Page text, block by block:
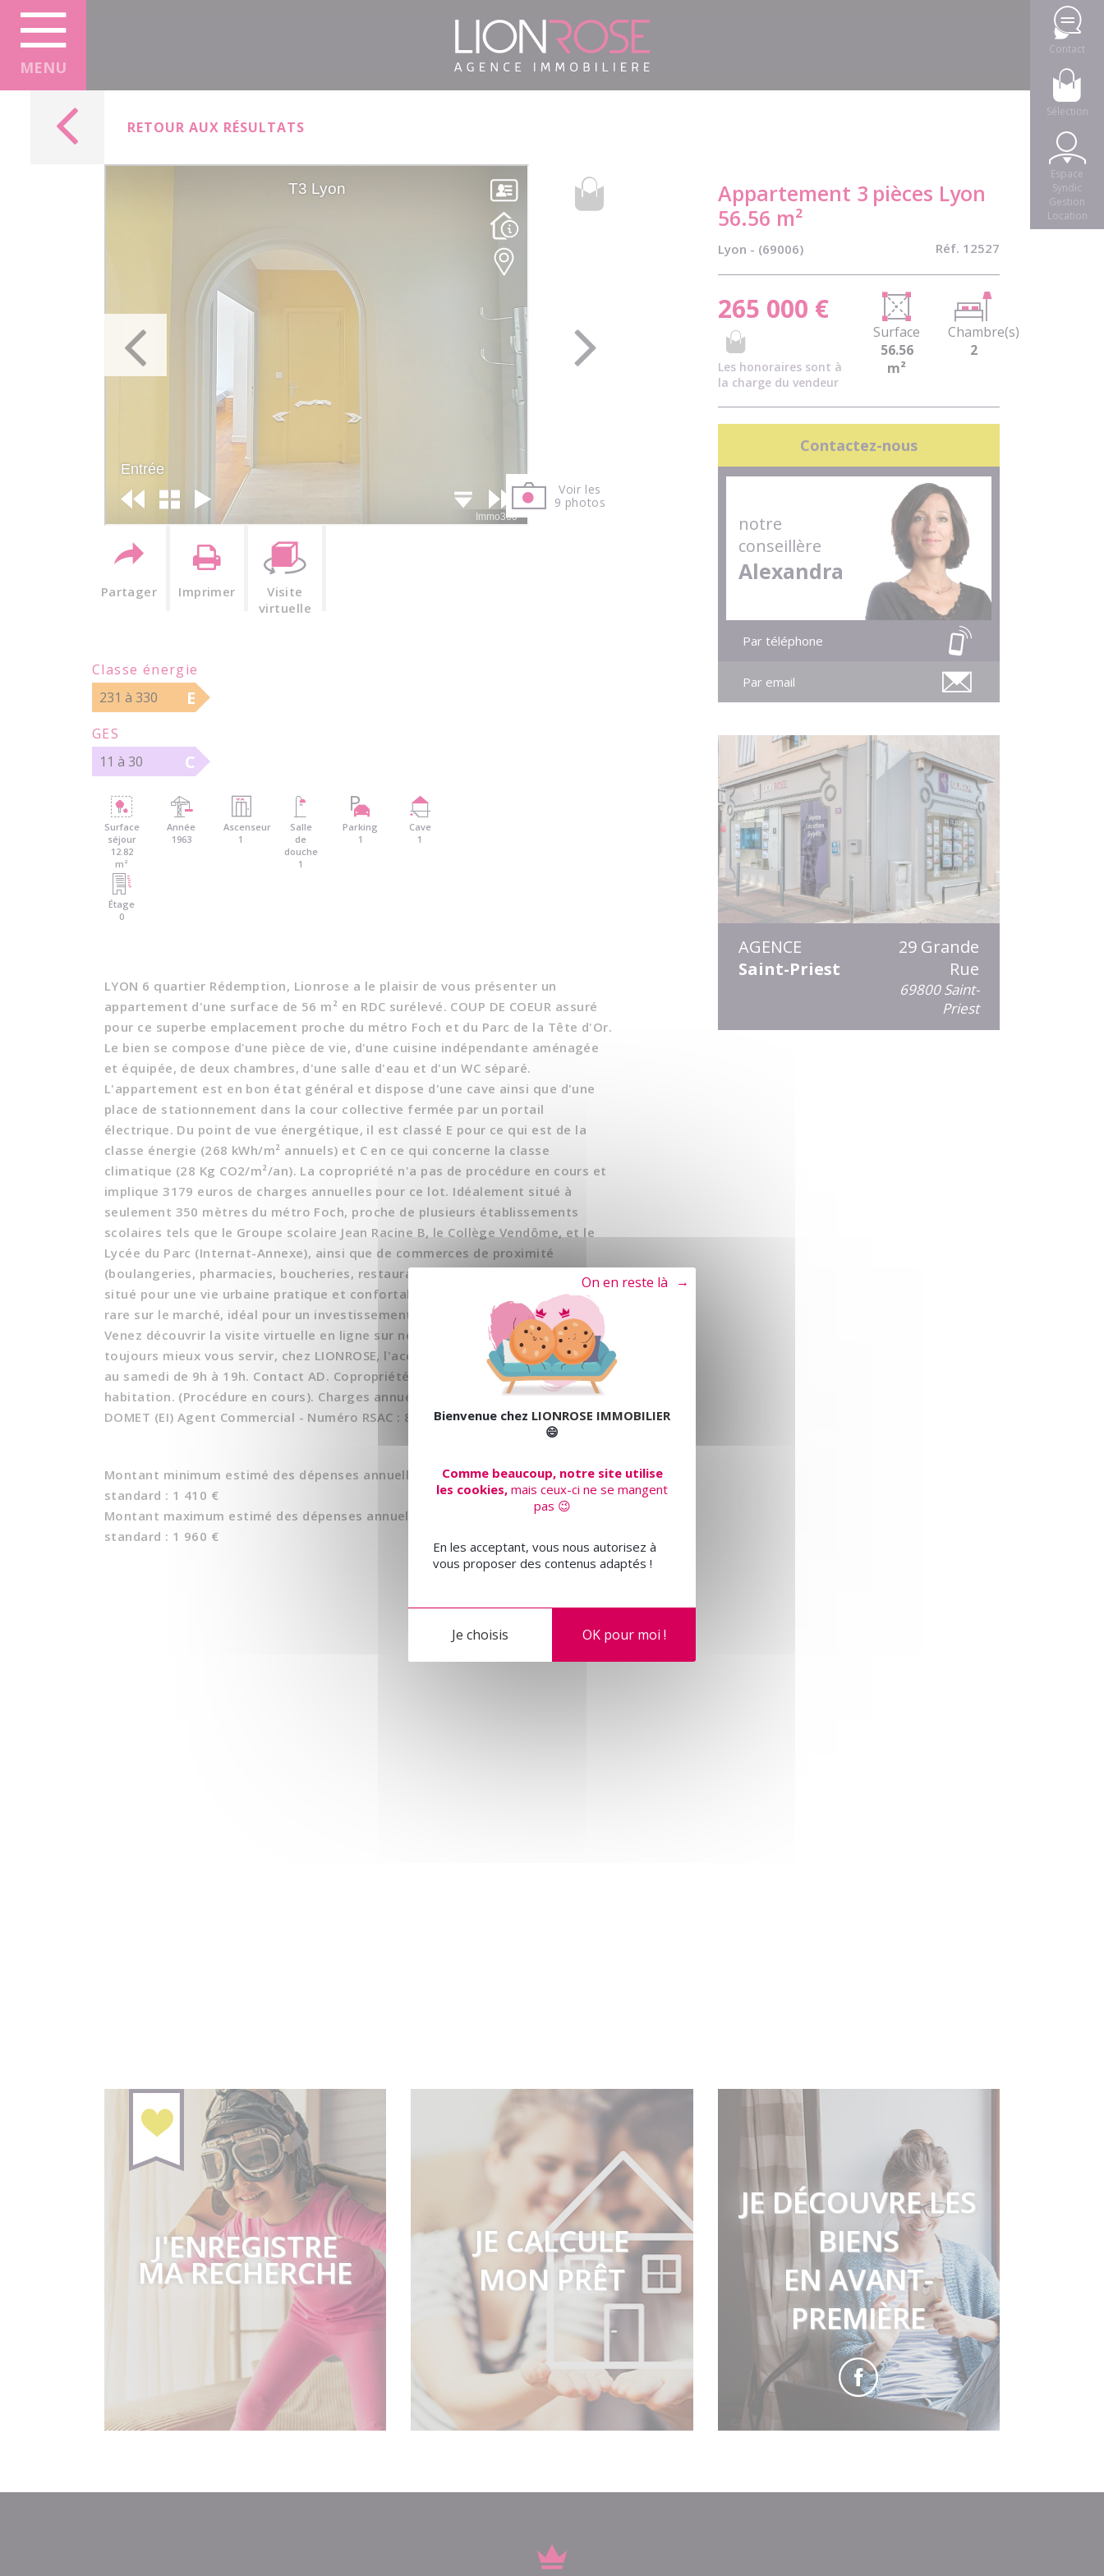
MENU
Contact
Sélection
Espace
Syndic
Gestion
Location
RETOUR AUX RÉSULTATS
Appartement 3 pièces Lyon
56.56 m²
Lyon - (69006) Réf. 12527
265 000 €
Les honoraires sont à
la charge du vendeur
Surface
56.56
m²
Chambre(s)
2
Contactez-nous
notre
conseillère
Alexandra
Par téléphone
Par email
AGENCE
Saint-Priest
29 Grande
Rue
69800 Saint-
Priest
Voir les
9 photos
Partager Imprimer
Visite
virtuelle
Classe énergie
231 à 330
E
GES
11 à 30
C
Surface
séjour
12.82
m²
Année
1963
Ascenseur
1
Salle
de
douche
1
Parking
1
Cave
1
Étage
0
LYON 6 quartier Rédemption, Lionrose a le plaisir de vous présenter un
appartement d'une surface de 56 m² en RDC surélevé. COUP DE COEUR assuré
pour ce superbe emplacement proche du métro Foch et du Parc de la Tête d'Or.
Le bien se compose d'une pièce de vie, d'une cuisine indépendante aménagée
et équipée, de deux chambres, d'une salle d'eau et d'un WC séparé.
L'appartement est en bon état général et dispose d'une cave ainsi que d'une
place de stationnement dans la cour collective fermée par un portail
électrique. Du point de vue énergétique, il est classé E pour ce qui est de la
classe énergie (268 kWh/m² annuels) et C en ce qui concerne la classe
climatique (28 Kg CO2/m²/an). La copropriété n'a pas de procédure en cours et
implique 3179 euros de charges annuelles pour ce lot. Idéalement situé à
seulement 350 mètres du métro Foch, proche de plusieurs établissements
scolaires tels que le Groupe scolaire Jean Racine B, le Collège Vendôme, et le
Lycée du Parc (Internat-Annexe), ainsi que de commerces de proximité
(boulangeries, pharmacies, boucheries, restaurants), ce bien est idéalement
situé pour une vie urbaine pratique et confortable. Ce bien est une opportunité
rare sur le marché, idéal pour un investissement ou une résidence principale.
Venez découvrir la visite virtuelle en ligne sur notre site. Dans un souci de
toujours mieux vous servir, chez LIONROSE, l'accueil téléphonique c'est du lundi
au samedi de 9h à 19h. Contact AD. Copropriété de 46 lots - dont 23 lots
habitation. (Procédure en cours). Charges annuelles : 3179 euros. Alexandra
DOMET (EI) Agent Commercial - Numéro RSAC : 85402437900018 - .
Montant minimum estimé des dépenses annuelles d’énergie pour un usage
standard : 1 410 €
Montant maximum estimé des dépenses annuelles d’énergie pour un usage
standard : 1 960 €
J'ENREGISTRE
MA RECHERCHE
JE CALCULE
MON PRÊT
JE DÉCOUVRE LES
BIENS
EN AVANT-
PREMIÈRE
Panneau de gestion des cookies
Bienvenue chez LIONROSE IMMOBILIER
😄
Comme beaucoup, notre site utilise
les cookies, mais ceux-ci ne se mangent
pas 😉
En les acceptant, vous nous autorisez à
vous proposer des contenus adaptés !
OK pour moi !
Tout refuser
Je choisis